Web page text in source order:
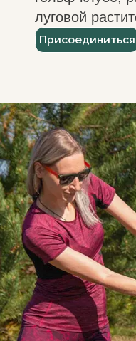
Присоединиться